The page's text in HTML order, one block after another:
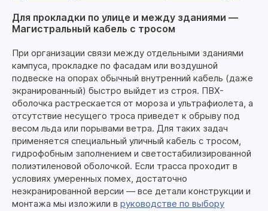
Для прокладки по улице и между зданиями —
Магистральный кабель с тросом
При организации связи между отдельными зданиями
кампуса, прокладке по фасадам или воздушной
подвеске на опорах обычный внутренний кабель (даже
экранированный) быстро выйдет из строя. ПВХ-
оболочка растрескается от мороза и ультрафиолета, а
отсутствие несущего троса приведет к обрыву под
весом льда или порывами ветра. Для таких задач
применяется специальный уличный кабель с тросом,
гидрофобным заполнением и светостабилизированной
полиэтиленовой оболочкой. Если трасса проходит в
условиях умеренных помех, достаточно
неэкранированной версии — все детали конструкции и
монтажа мы изложили в руководстве по выбору